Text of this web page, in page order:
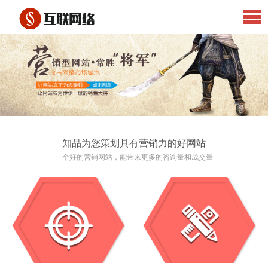
知品为您策划具有营销力的好网站
一个好的营销网站，能带来更多的咨询量和成交量